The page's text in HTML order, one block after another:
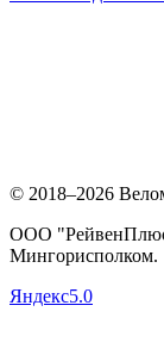
© 2018–2026
ООО
Мингорисполком.
Яндекс5.0